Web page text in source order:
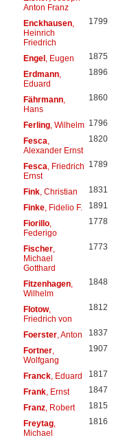
Anton Franz
Enckhausen,
Heinrich
Friedrich
1799
Engel, Eugen 1875
Erdmann,
Eduard
1896
Fährmann,
Hans
1860
Ferling, Wilhelm 1796
Fesca
Alexander Ernst
1820
Fesca , Friedrich
Ernst
1789
Fink, Christian 1831
Finke, Fidelio F. 1891
Fiorillo,
Federigo
1778
Fischer,
Michael
Gotthard
1773
Fitzenhagen,
Wilhelm
1848
Flotow,
Friedrich von
1812
Foerster, Anton 1837
Fortner,
Wolfgang
1907
Franck, Eduard 1817
Frank, Ernst 1847
Franz, Robert 1815
Freytag,
Michael
1816